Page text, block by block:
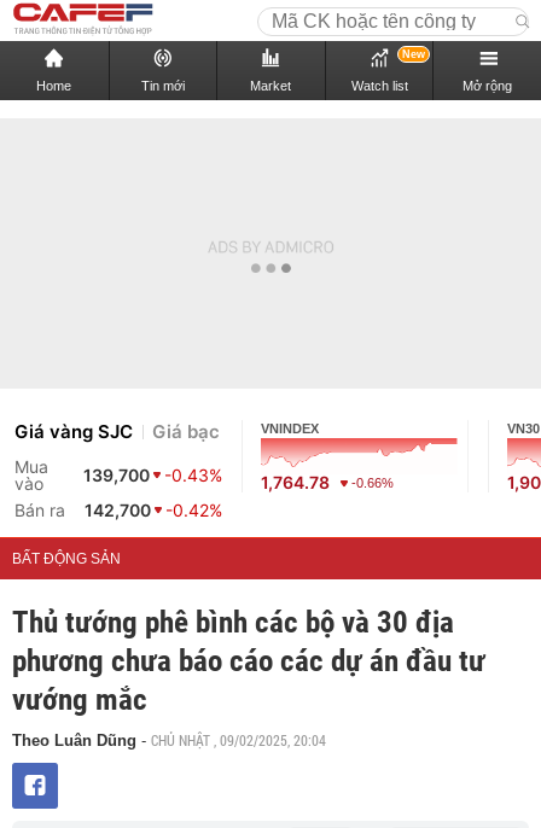
Home Tin mới Market Watch list
New
Mở rộng
Giá vàng SJC Giá bạc
Mua
vào
139,700
-0.43%
Bán ra
142,700 -0.42%
VNINDEX
1,764.78 -0.66%
VN30
BẤT ĐỘNG SẢN
Thủ tướng phê bình các bộ và 30 địa
phương chưa báo cáo các dự án đầu tư
vướng mắc
Theo Luân Dũng - CHỦ NHẬT , 09/02/2025, 20:04